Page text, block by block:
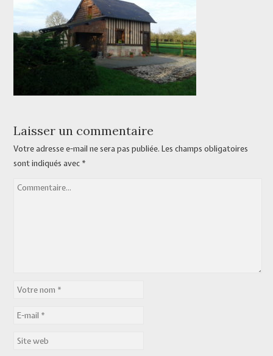
Laisser un commentaire
Votre adresse e-mail ne sera pas publiée. Les champs obligatoires
sont indiqués avec *